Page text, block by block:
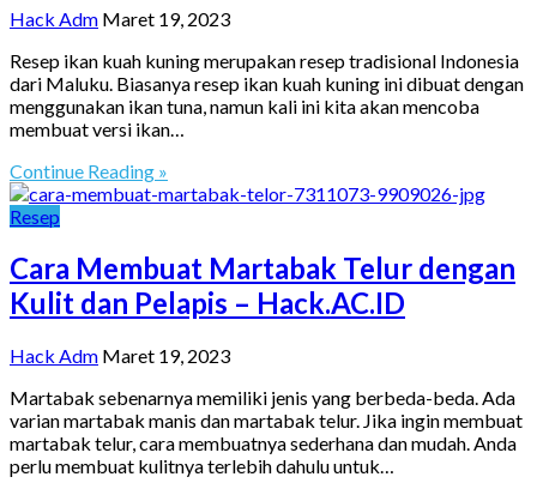
Hack Adm Maret 19, 2023
Resep ikan kuah kuning merupakan resep tradisional Indonesia
dari Maluku. Biasanya resep ikan kuah kuning ini dibuat dengan
menggunakan ikan tuna, namun kali ini kita akan mencoba
membuat versi ikan…
Continue Reading »
Resep
Cara Membuat Martabak Telur dengan
Kulit dan Pelapis – Hack.AC.ID
Hack Adm Maret 19, 2023
Martabak sebenarnya memiliki jenis yang berbeda-beda. Ada
varian martabak manis dan martabak telur. Jika ingin membuat
martabak telur, cara membuatnya sederhana dan mudah. Anda
perlu membuat kulitnya terlebih dahulu untuk…